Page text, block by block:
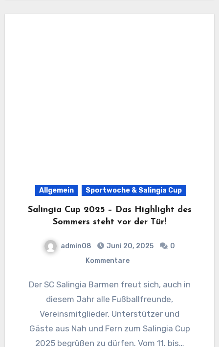
Allgemein Sportwoche & Salingia Cup
Salingia Cup 2025 – Das Highlight des
Sommers steht vor der Tür!
admin08 Juni 20, 2025
0
Kommentare
Der SC Salingia Barmen freut sich, auch in
diesem Jahr alle Fußballfreunde,
Vereinsmitglieder, Unterstützer und
Gäste aus Nah und Fern zum Salingia Cup
2025 begrüßen zu dürfen. Vom 11. bis…